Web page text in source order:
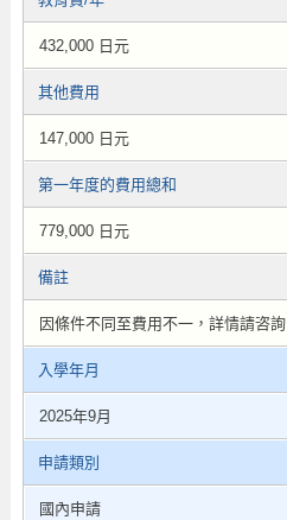
432,000 日元
其他費用
147,000 日元
第一年度的費用總和
779,000 日元
備註
因條件不同至費用不一，詳情請咨詢
入學年月
2025年9月
申請類別
國內申請